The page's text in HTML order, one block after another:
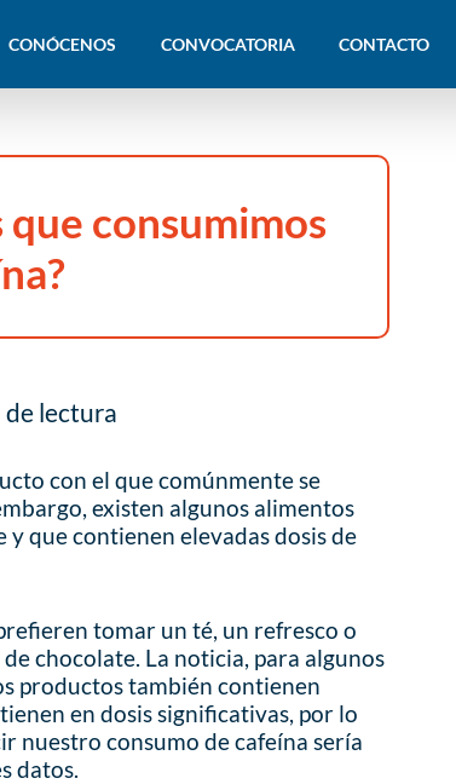
CONÓCENOS CONVOCATORIA CONTACTO
consumimos
de lectura
con el que comúnmente se
existen algunos alimentos
que contienen elevadas dosis de
tomar un té, un refresco o
chocolate. La noticia, para algunos
productos también contienen
en dosis significativas, por lo
nuestro consumo de cafeína sería
datos.